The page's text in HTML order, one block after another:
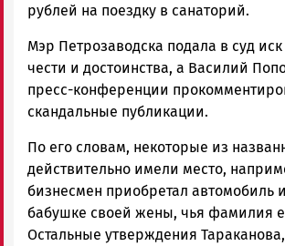
рублей на поездку в санаторий.
Мэр Петрозаводска подала в суд
чести и достоинства, а Василий
пресс-конференции
скандальные публикации.
По его словам, некоторые из
действительно имели место,
бизнесмен приобретал автомобиль
бабушке своей жены, чья фамилия
Остальные утверждения